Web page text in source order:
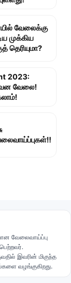
வேலைக்கு
முக்கிய
2023:
வேலை!
வேலைவாய்ப்பு
இவரின் மிகுந்த
வழங்குகிறது.